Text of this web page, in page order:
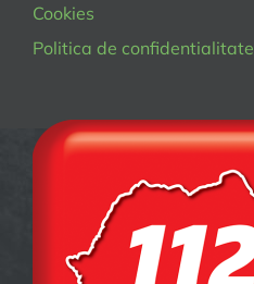
Cookies
Politica de confidentialitate